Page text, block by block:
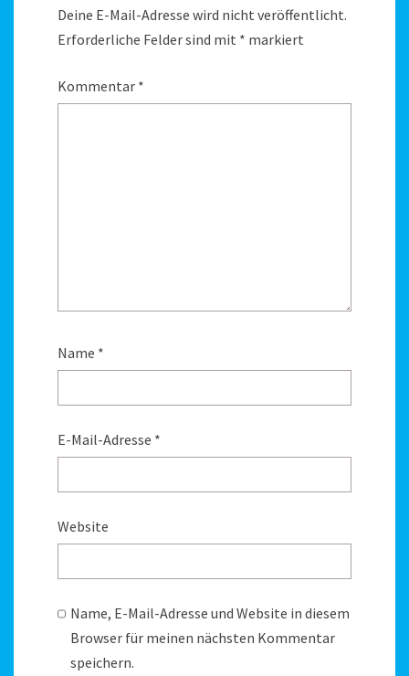
Deine E-Mail-Adresse wird nicht veröffentlicht.
Erforderliche Felder sind mit * markiert
Kommentar *
Name *
E-Mail-Adresse *
Website
Name, E-Mail-Adresse und Website in diesem
Browser für meinen nächsten Kommentar
speichern.